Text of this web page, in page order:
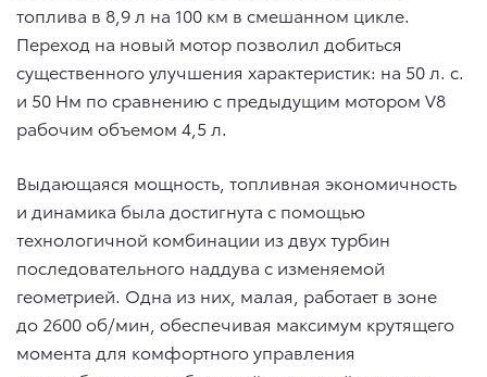
топлива в 8,9 л на 100 км в смешанном цикле.
Переход на новый мотор позволил добиться
существенного улучшения характеристик: на 50 л. с.
и 50 Нм по сравнению с предыдущим мотором V8
рабочим объемом 4,5 л.
Выдающаяся мощность, топливная экономичность
и динамика была достигнута с помощью
технологичной комбинации из двух турбин
последовательного наддува с изменяемой
геометрией. Одна из них, малая, работает в зоне
до 2600 об/мин, обеспечивая максимум крутящего
момента для комфортного управления